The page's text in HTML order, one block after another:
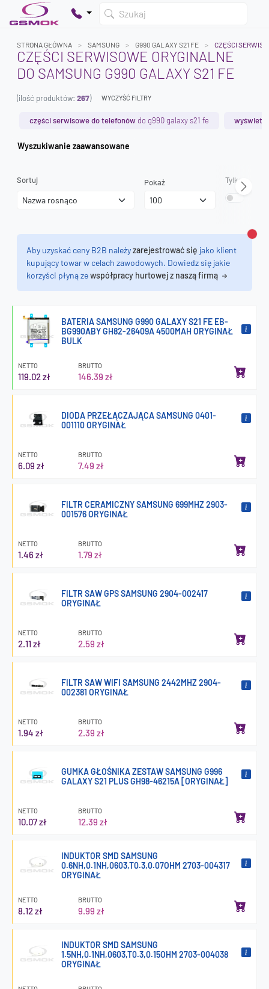
Szukaj
Dodaj produkty, aby kontynuować.
STRONA GŁÓWNA SAMSUNG G990 GALAXY S21 FE CZĘŚCI
CZĘŚCI SERWISOWE ORYGINALNE
DO SAMSUNG G990 GALAXY S21 FE
(ilość produktów: 267) WYCZYŚĆ FILTRY
części serwisowe do telefonów do g990 galaxy s21 fe
Wyszukiwanie zaawansowane
Sortuj Pokaż Tylko
Aby uzyskać ceny B2B należyzarejestrować się jako klient
kupujący towar w celach zawodowych. Dowiedz się jakie
korzyści płyną zewspółpracy hurtowej z naszą firmą
BATERIA SAMSUNG G990 GALAXY S21 FE EB-
BG990ABY GH82-26409A 4500MAH ORYGINAŁ
BULK
NETTO
119.02 zł
BRUTTO
146.39 zł
DIODA PRZEŁĄCZAJĄCA SAMSUNG 0401-
001110 ORYGINAŁ
NETTO
6.09 zł
BRUTTO
7.49 zł
FILTR CERAMICZNY SAMSUNG 699MHZ 2903-
001576 ORYGINAŁ
NETTO
1.46 zł
BRUTTO
1.79 zł
FILTR SAW GPS SAMSUNG 2904-002417
ORYGINAŁ
NETTO
2.11 zł
BRUTTO
2.59 zł
FILTR SAW WIFI SAMSUNG 2442MHZ 2904-
002381 ORYGINAŁ
NETTO
1.94 zł
BRUTTO
2.39 zł
GUMKA GŁOŚNIKA ZESTAW SAMSUNG G996
GALAXY S21 PLUS GH98-46215A [ORYGINAŁ]
NETTO
10.07 zł
BRUTTO
12.39 zł
INDUKTOR SMD SAMSUNG
0.6NH,0.1NH,0603,T0.3,0.07OHM 2703-004317
ORYGINAŁ
NETTO
8.12 zł
BRUTTO
9.99 zł
INDUKTOR SMD SAMSUNG
1.5NH,0.1NH,0603,T0.3,0.15OHM 2703-004038
ORYGINAŁ